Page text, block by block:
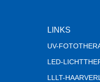
LINKS
UV-
LED-
LLLT-